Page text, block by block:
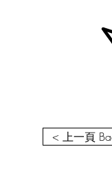
< 上一頁